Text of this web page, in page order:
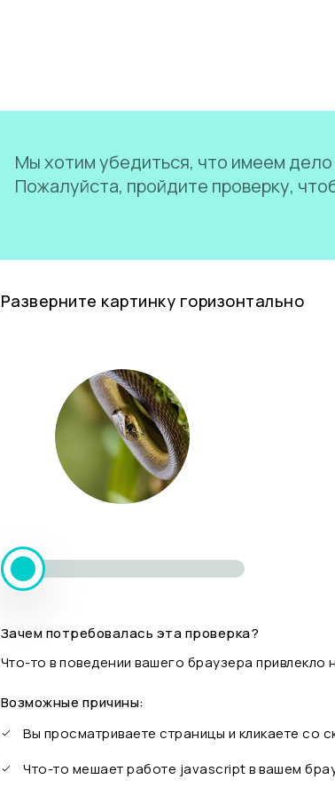
Мы хотим убедиться, что имеем
Пожалуйста, пройдите проверку,
Разверните картинку горизонтально
Зачем потребовалась эта проверка?
Что-то в поведении вашего браузера привлекло
Возможные причины:
Вы просматриваете страницы и кликаете
Что-то мешает работе javascript в вашем